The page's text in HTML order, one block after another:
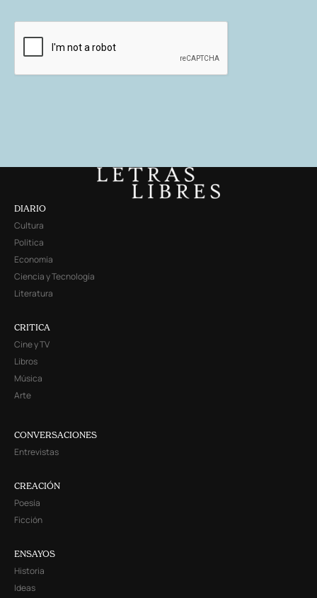
DIARIO
Cultura
Política
Economía
Ciencia y Tecnología
Literatura
CRITICA
Cine y TV
Libros
Música
Arte
CONVERSACIONES
Entrevistas
CREACIÓN
Poesía
Ficción
ENSAYOS
Historia
Ideas